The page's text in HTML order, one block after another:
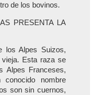
de los bovinos.
PRESENTA LA
los Alpes Suizos,
Esta raza se
Alpes Franceses,
nombre
son sin cuernos,